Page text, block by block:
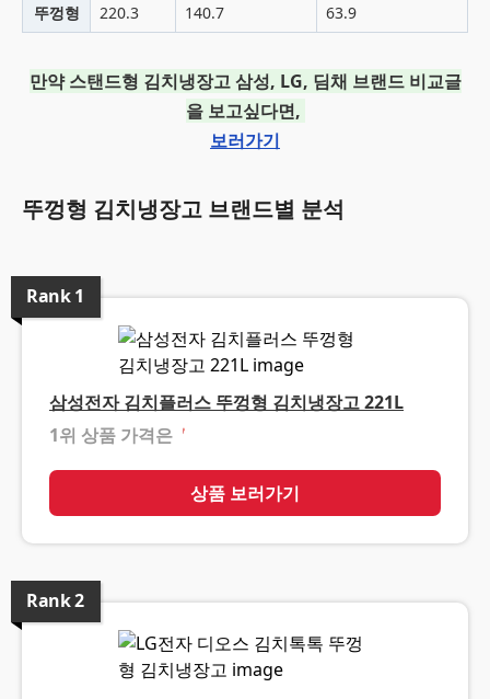
뚜껑형 220.3 140.7 63.9
만약 스탠드형 김치냉장고 삼성, LG, 딤채 브랜드 비교글
을 보고싶다면,
보러가기
뚜껑형 김치냉장고 브랜드별 분석
Rank1
삼성전자 김치플러스 뚜껑형 김치냉장고 221L
1위 상품 가격은 ❓
상품 보러가기
Rank2